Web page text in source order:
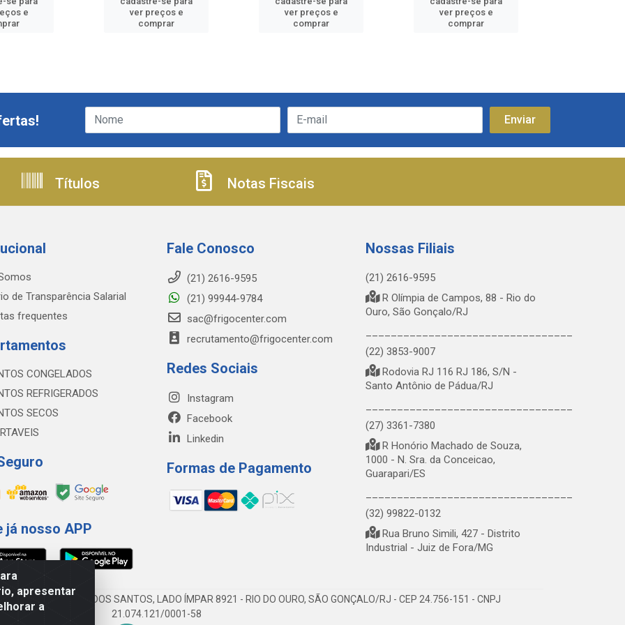
e
ver preços e
comprar
ver preços e
comprar
ver preços e
comprar
apresentar
a
Títulos Notas Fiscais
de Transparência Salarial
frequentes
CONGELADOS
REFRIGERADOS
SECOS
já nosso APP
Fale Conosco
(21) 2616-9595
(21) 99944-9784
sac@frigocenter.com
recrutamento@frigocenter.com
Redes Sociais
Instagram
Facebook
Linkedin
Formas de Pagamento
Nossas Filiais
(21) 2616-9595
R Olímpia de Campos, 88 - Rio do
Ouro, São Gonçalo/RJ
(22) 3853-9007
Rodovia RJ 116 RJ 186, S/N -
Santo Antônio de Pádua/RJ
(27) 3361-7380
R Honório Machado de Souza,
1000 - N. Sra. da Conceicao,
Guarapari/ES
(32) 99822-0132
Rua Bruno Simili, 427 - Distrito
Industrial - Juiz de Fora/MG
AV DA ABDIAS JOSÉ DOS SANTOS, LADO ÍMPAR 8921 - RIO DO OURO, SÃO GONÇALO/RJ - CEP 24.756-151 - CNPJ
21.074.121/0001-58